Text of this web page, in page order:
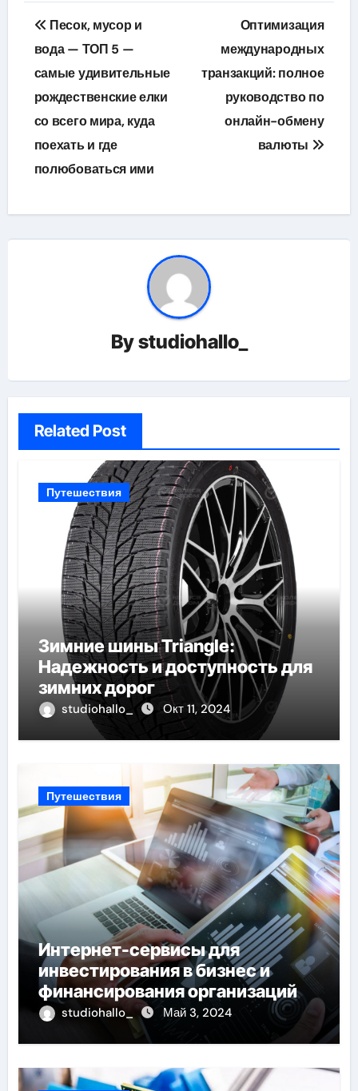
Навигация
по
записям
Песок, мусор и
вода — ТОП 5 —
самые удивительные
рождественские елки
со всего мира, куда
поехать и где
полюбоваться ими
Оптимизация
международных
транзакций: полное
руководство по
онлайн-обмену
валюты
Bystudiohallo_
Related Post
Путешествия
Зимние шины Triangle:
Надежность и доступность для
зимних дорог
studiohallo_ Окт 11, 2024
Путешествия
Интернет-сервисы для
инвестирования в бизнес и
финансирования организаций
studiohallo_ Май 3, 2024